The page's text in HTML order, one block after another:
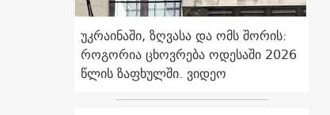
უკრაინაში, ზღვასა და ომს შორის:
როგორია ცხოვრება ოდესაში 2026
წლის ზაფხულში. ვიდეო